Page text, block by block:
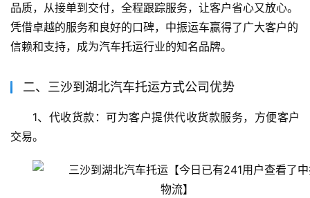
品质，从接单到交付，全程跟踪服务，让客户省心又放心。
凭借卓越的服务和良好的口碑，中振运车赢得了广大客户的
信赖和支持，成为汽车托运行业的知名品牌。
二、三沙到湖北汽车托运方式公司优势
1、代收货款：可为客户提供代收货款服务，方便客户
交易。